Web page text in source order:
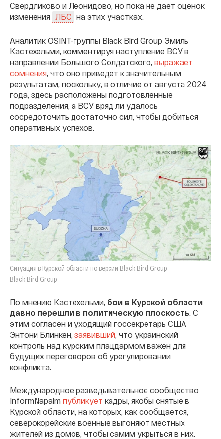
Свердликово и Леонидово, но пока не дает оценок
изменения
ЛБС на этих участках.
Аналитик OSINT-группы Black Bird Group Эмиль
Кастехельми, комментируя наступление ВСУ в
направлении Большого Солдатского, выражает
сомнения, что оно приведет к значительным
результатам, поскольку, в отличие от августа 2024
года, здесь расположены подготовленные
подразделения, а ВСУ вряд ли удалось
сосредоточить достаточно сил, чтобы добиться
оперативных успехов.
Ситуация в Курской области по версии Black Bird Group
Black Bird Group
По мнению Кастехельми, бои в Курской области
давно перешли в политическую плоскость. С
этим согласен и уходящий госсекретарь США
Энтони Блинкен, заявивший, что украинский
контроль над курским плацдармом важен для
будущих переговоров об урегулировании
конфликта.
Международное разведывательное сообщество
InformNapalm публикует кадры, якобы снятые в
Курской области, на которых, как сообщается,
северокорейские военные выгоняют местных
жителей из домов, чтобы самим укрыться в них.